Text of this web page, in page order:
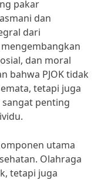
pakar
dan
dari
dan moral
bahwa PJOK tidak
tetapi juga
sangat penting
utama
Olahraga
tetapi juga